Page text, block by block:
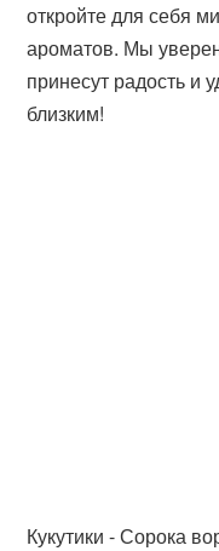
откройте для себя
ароматов. Мы
принесут радость и
близким!
Кукутики - Сорока